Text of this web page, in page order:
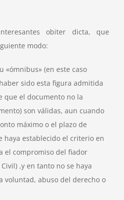
obiter dicta, que
modo:
«ómnibus» (en este caso
sido esta figura admitida
que el documento no la
son válidas, aun cuando
máximo o el plazo de
haya establecido el criterio en
el compromiso del fiador
,y en tanto no se haya
voluntad, abuso del derecho o